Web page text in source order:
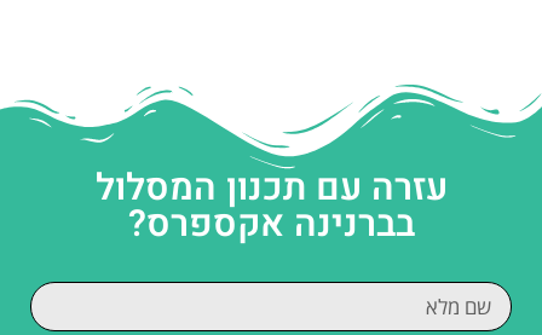
עזרה עם תכנון המסלול
בברנינה אקספרס?